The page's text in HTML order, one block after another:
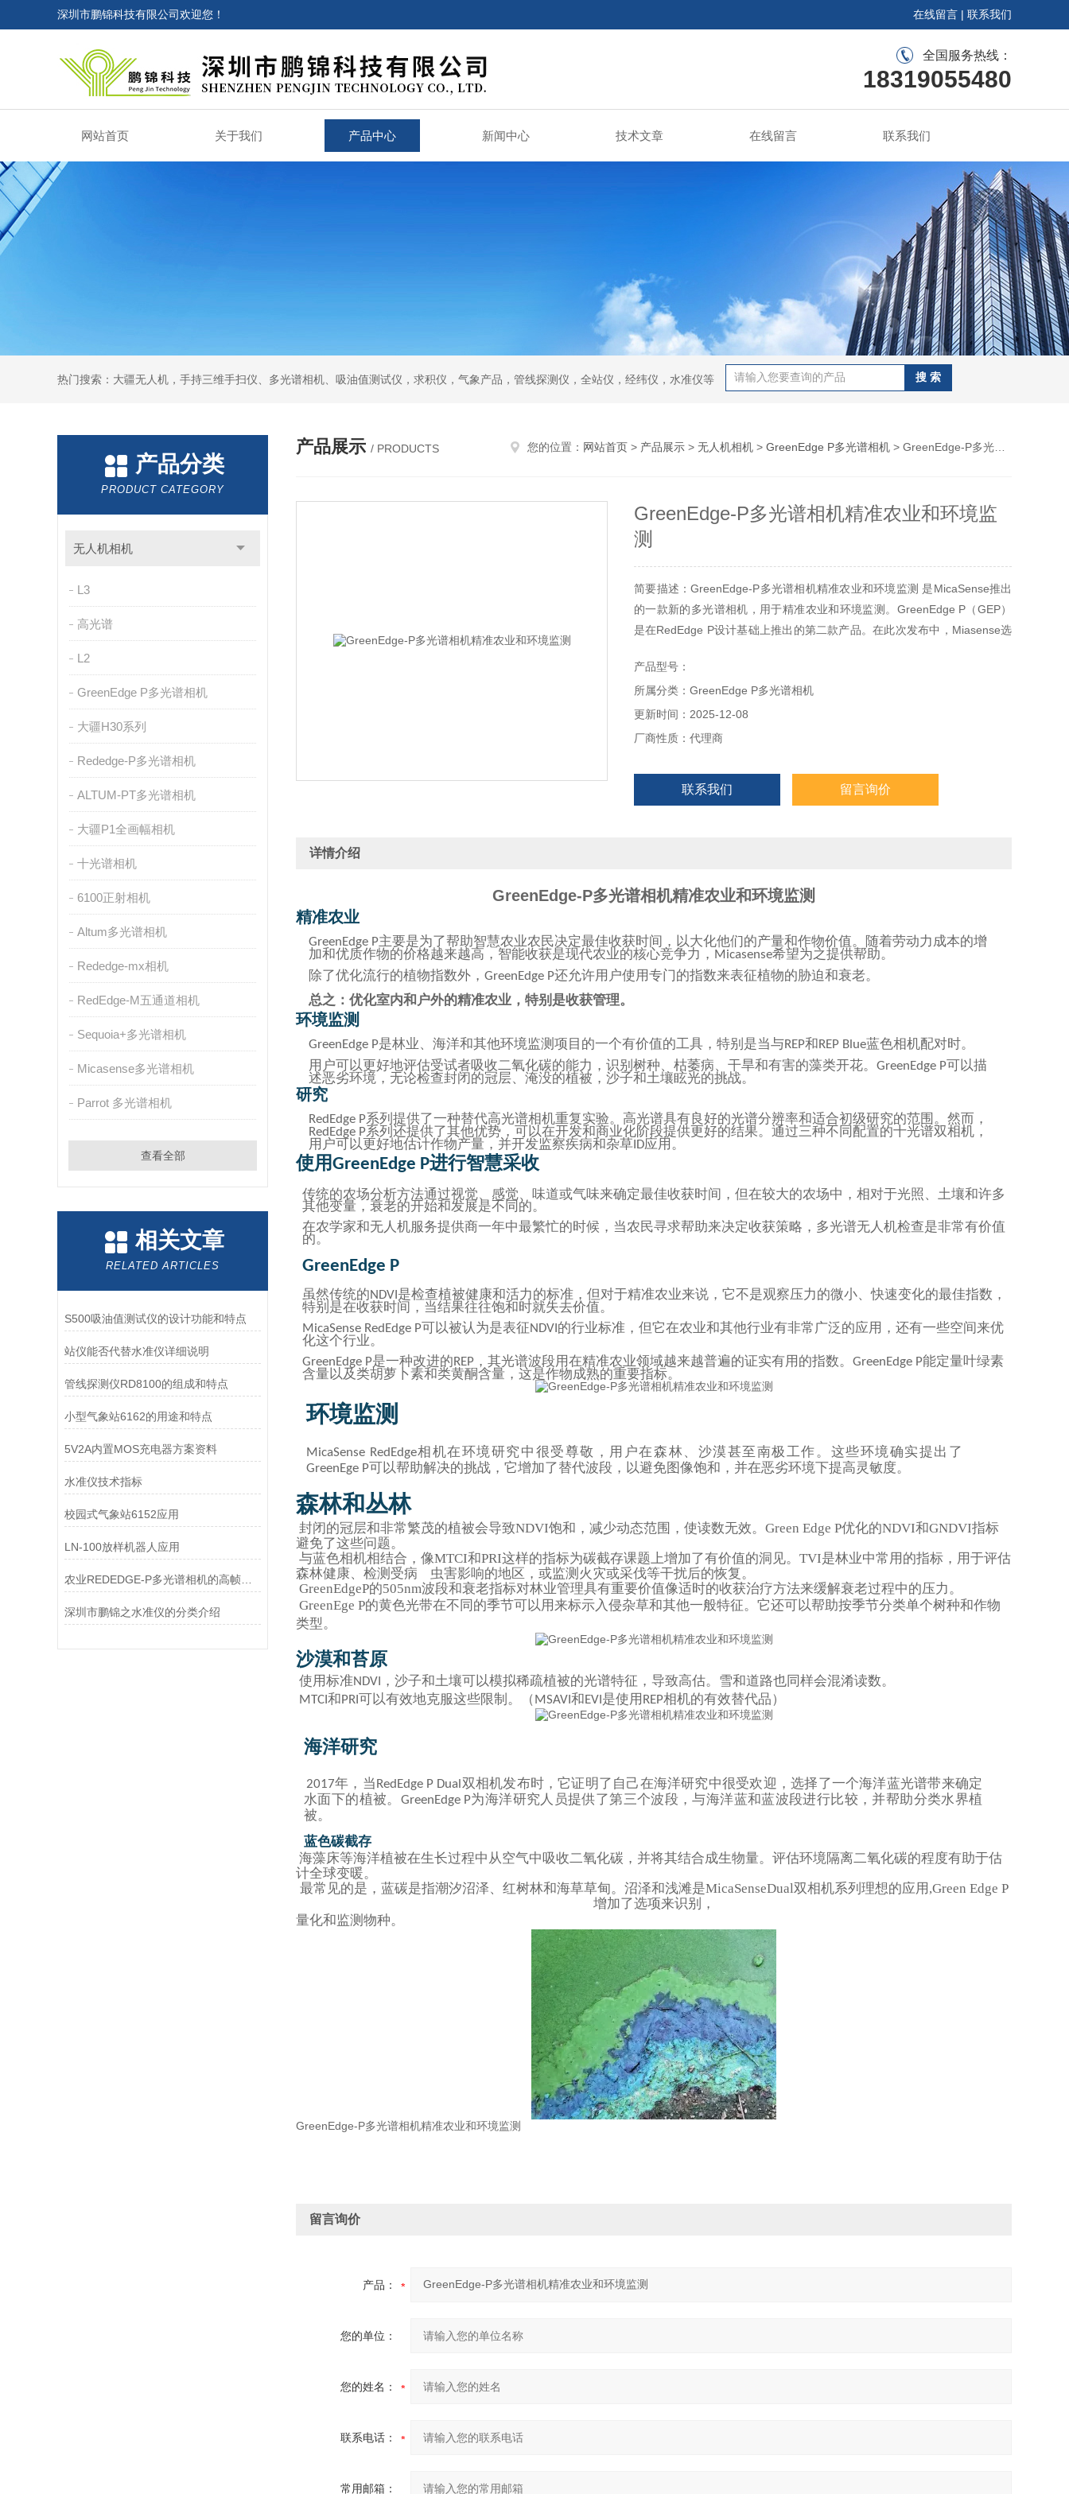
深圳市鹏锦科技有限公司欢迎您！ 在线留言 | 联系我们
全国服务热线：
18319055480
网站首页 关于我们 产品中心 新闻中心 技术文章 在线留言 联系我们
热门搜索：大疆无人机，手持三维手扫仪、多光谱相机、吸油值测试仪，求积仪，气象产品，管线探测仪，全站仪，经纬仪，水准仪等
产品分类
PRODUCT CATEGORY
无人机相机
L3
高光谱
L2
GreenEdge P多光谱相机
大疆H30系列
Rededge-P多光谱相机
ALTUM-PT多光谱相机
大疆P1全画幅相机
十光谱相机
6100正射相机
Altum多光谱相机
Rededge-mx相机
RedEdge-M五通道相机
Sequoia+多光谱相机
Micasense多光谱相机
Parrot 多光谱相机
查看全部
相关文章
RELATED ARTICLES
S500吸油值测试仪的设计功能和特点
站仪能否代替水准仪详细说明
管线探测仪RD8100的组成和特点
小型气象站6162的用途和特点
5V2A内置MOS充电器方案资料
水准仪技术指标
校园式气象站6152应用
LN-100放样机器人应用
农业REDEDGE-P多光谱相机的高帧率成像在高速无人机飞行中的清晰度保障
深圳市鹏锦之水准仪的分类介绍
产品展示 / PRODUCTS 您的位置： 网站首页 > 产品展示 > 无人机相机 > GreenEdge P多光谱相机 > GreenEdge-P多光谱相机精准农业和环境监测
GreenEdge-P多光谱相机精准农业和环境监
测
简要描述：GreenEdge-P多光谱相机精准农业和环境监测 是MicaSense推出
的一款新的多光谱相机，用于精准农业和环境监测。GreenEdge P（GEP）
是在RedEdge P设计基础上推出的第二款产品。在此次发布中，Miasense选
产品型号：
所属分类：GreenEdge P多光谱相机
更新时间：2025-12-08
厂商性质：代理商
联系我们 留言询价
详情介绍
GreenEdge-P多光谱相机精准农业和环境监测
精准农业
GreenEdge P主要是为了帮助智慧农业农民决定最佳收获时间，以大化他们的产量和作物价值。随着劳动力成本的增
加和优质作物的价格越来越高，智能收获是现代农业的核心竞争力， Micasense希望为之提供帮助。
除了优化流行的植物指数外， GreenEdge P还允许用户使用专门的指数来表征植物的胁迫和衰老。
总之：优化室内和户外的精准农业，特别是收获管理。
环境监测
GreenEdge P是林业、海洋和其他环境监测项目的一个有价值的工具，特别是当与REP和REP Blue蓝色相机配对时。
用户可以更好地评估受试者吸收二氧化碳的能力，识别树种、枯萎病、干旱和有害的藻类开花。 GreenEdge P可以描
述恶劣环境， 无论检查封闭的冠层、淹没的植被，沙子和土壤眩光的挑战。
研究
RedEdge P系列提供了一种替代高光谱相机重复实验。高光谱具有良好的光谱分辨率和适合初级研究的范围。然而，
RedEdge P系列还提供了其他优势，可以在开发和商业化阶段提供更好的结果。通过三种不同配置的十光谱双相机，
用户可以更好地估计作物产量，并开发监察疾病和杂草 ID应用。
使用GreenEdge P进行智慧采收
传统的农场分析方法通过视觉、感觉、味道或气味来确定最佳收获时间，但在较大的农场中，相对于光照、土壤和许多
其他变量，衰老的开始和发展是不同的。
在农学家和无人机服务提供商一年中最繁忙的时候，当农民寻求帮助来决定收获策略，多光谱无人机检查是非常有价值
的。
GreenEdge P
虽然传统的NDVI 是检查植被健康和活力的标准，但对于精准农业来说，它不是观察压力的微小、快速变化的最佳指数，
特别是在收获时间，当结果往往饱和时就失去价值。
MicaSense RedEdge P可以被认为是表征NDVI 的行业标准，但它在农业和其他行业有非常广泛的应用，还有一些空间来优
化这个行业。
GreenEdge P是一种改进的REP ，其光谱波段用在精准农业领域越来越普遍的证实有用的指数。 GreenEdge P能定量叶绿素
含量以及类胡萝卜素和类黄酮含量，这是作物成熟的重要指标。
环境监测
MicaSense RedEdge相机在环境研究中很受尊敬，用户在森林、沙漠甚至南极工作。这些环境确实提出了
GreenEge P可以帮助解决的挑战， 它增加了替代波段，以避免图像饱和，并在恶劣环境下提高灵敏度。
森林和丛林
封闭的冠层和非常繁茂的植被会导致NDVI饱和，减少动态范围，使读数无效。Green Edge P优化的NDVI和GNDVI指标
避免了这些问题。
与蓝色相机相结合，像MTCI和PRI这样的指标为碳截存课题上增加了有价值的洞见。TVI是林业中常用的指标，用于评估
森林健康、检测受病 虫害影响的地区，或监测火灾或采伐等干扰后的恢复。
GreenEdgeP的505nm波段和衰老指标对林业管理具有重要价值像适时的收获治疗方法来缓解衰老过程中的压力。
GreenEge P的黄色光带在不同的季节可以用来标示入侵杂草和其他一般特征。它还可以帮助按季节分类单个树种和作物
类型。
沙漠和苔原
使用标准NDVI ，沙子和土壤可以模拟稀疏植被的光谱特征，导致高估。雪和道路也同样会混淆读数。
MTCI 和PRI 可以有效地克服这些限制。（ MSAVI 和EVI 是使用 REP相机的有效替代品）
海洋研究
2017年，当 RedEdge P Dual 双相机发布时，它证明了自己在海洋研究中很受欢迎，选择了一个海洋蓝光谱带来确定
水面下的植被。 GreenEdge P为海洋研究人员提供了第三个波段，与海洋蓝和蓝波段进行比较，并帮助分类水界植
被。
蓝色碳截存
海藻床等海洋植被在生长过程中从空气中吸收二氧化碳，并将其结合成生物量。评估环境隔离二氧化碳的程度有助于估
计全球变暖。
最常见的是，蓝碳是指潮汐沼泽、红树林和海草草甸。沼泽和浅滩是MicaSenseDual双相机系列理想的应用,Green Edge P
增加了选项来识别，
量化和监测 物种。
GreenEdge-P多光谱相机精准农业和环境监测
留言询价
产品：
您的单位：
您的姓名：
联系电话：
常用邮箱：